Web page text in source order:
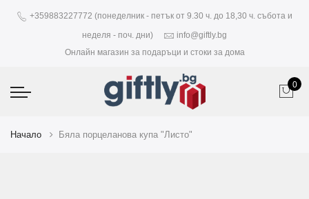
+359883227772 (понеделник - петък от 9.30 ч. до 18,30 ч. събота и
неделя - поч. дни)
info@giftly.bg
Онлайн магазин за подаръци и стоки за дома
0
Начало Бяла порцеланова купа "Листо"